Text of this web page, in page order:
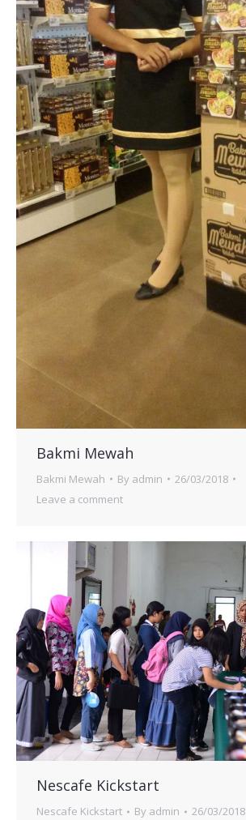
Bakmi Mewah
Bakmi Mewah By admin
26/03/2018
Leave a comment
Nescafe Kickstart
Nescafe Kickstart By admin
26/03/2018